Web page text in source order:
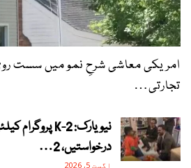
امریکی معاشی شرحِ نمو میں سست
تجارتی…
درخواستیں، 2…
اگست 5, 2026